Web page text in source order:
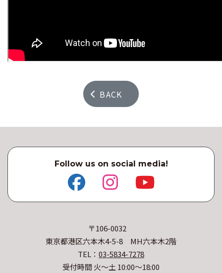
BACK
Follow us on social media!
〒106-0032
東京都港区六本木4-5-8 MH六本木2階
TEL： 03-5834-7278
受付時間 火〜土 10:00〜18:00